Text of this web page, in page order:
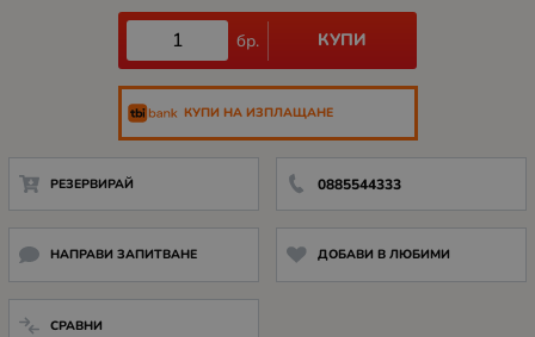
бр. КУПИ
КУПИ НА ИЗПЛАЩАНЕ
РЕЗЕРВИРАЙ 0885544333
НАПРАВИ ЗАПИТВАНЕ ДОБАВИ В ЛЮБИМИ
СРАВНИ